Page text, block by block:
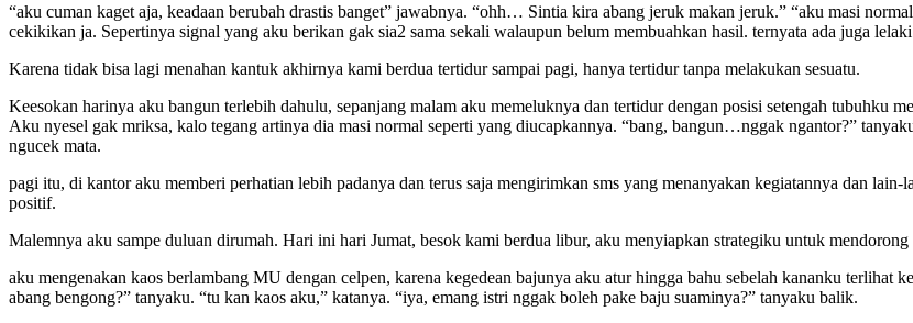
“aku cuman kaget aja, keadaan berubah drastis banget” jawabnya. “ohh… Sintia kira abang jeruk makan jeruk.” “aku masi
cekikikan ja. Sepertinya signal yang aku berikan gak sia2 sama sekali walaupun belum membuahkan hasil. ternyata ada juga
Karena tidak bisa lagi menahan kantuk akhirnya kami berdua tertidur sampai pagi, hanya tertidur tanpa melakukan sesuatu.
Keesokan harinya aku bangun terlebih dahulu, sepanjang malam aku memeluknya dan tertidur dengan posisi setengah tubuhku
Aku nyesel gak mriksa, kalo tegang artinya dia masi normal seperti yang diucapkannya. “bang, bangun…nggak ngantor?”
ngucek mata.
pagi itu, di kantor aku memberi perhatian lebih padanya dan terus saja mengirimkan sms yang menanyakan kegiatannya dan
positif.
Malemnya aku sampe duluan dirumah. Hari ini hari Jumat, besok kami berdua libur, aku menyiapkan strategiku untuk
aku mengenakan kaos berlambang MU dengan celpen, karena kegedean bajunya aku atur hingga bahu sebelah kananku
abang bengong?” tanyaku. “tu kan kaos aku,” katanya. “iya, emang istri nggak boleh pake baju suaminya?” tanyaku balik.